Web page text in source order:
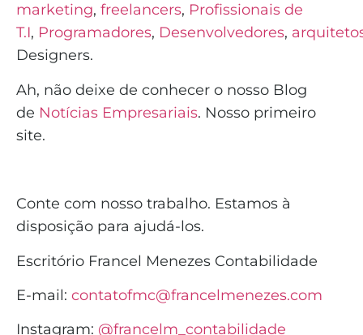
marketing, freelancers, Profissionais de
T.I, Programadores, Desenvolvedores,
Designers.
Ah, não deixe de conhecer o nosso Blog
de Notícias Empresariais. Nosso primeiro
site.
Conte com nosso trabalho. Estamos à
disposição para ajudá-los.
Escritório Francel Menezes Contabilidade
E-mail: contatofmc@francelmenezes.com
Instagram: @francelm_contabilidade